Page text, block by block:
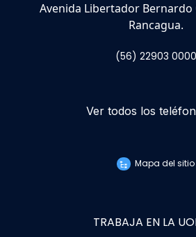
Avenida Libertador Bernardo
Rancagua.
(56) 22903 0000
Ver todos los
Mapa del sitio
TRABAJA EN LA